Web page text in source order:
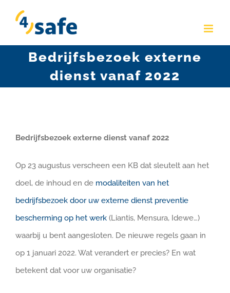
content
Bedrijfsbezoek externe
dienst vanaf 2022
Bedrijfsbezoek externe dienst vanaf 2022
Op 23 augustus verscheen een KB dat sleutelt aan het
doel, de inhoud en de modaliteiten van het
bedrijfsbezoek door uw externe dienst preventie
bescherming op het werk (Liantis, Mensura, Idewe…)
waarbij u bent aangesloten. De nieuwe regels gaan in
op 1 januari 2022. Wat verandert er precies? En wat
betekent dat voor uw organisatie?